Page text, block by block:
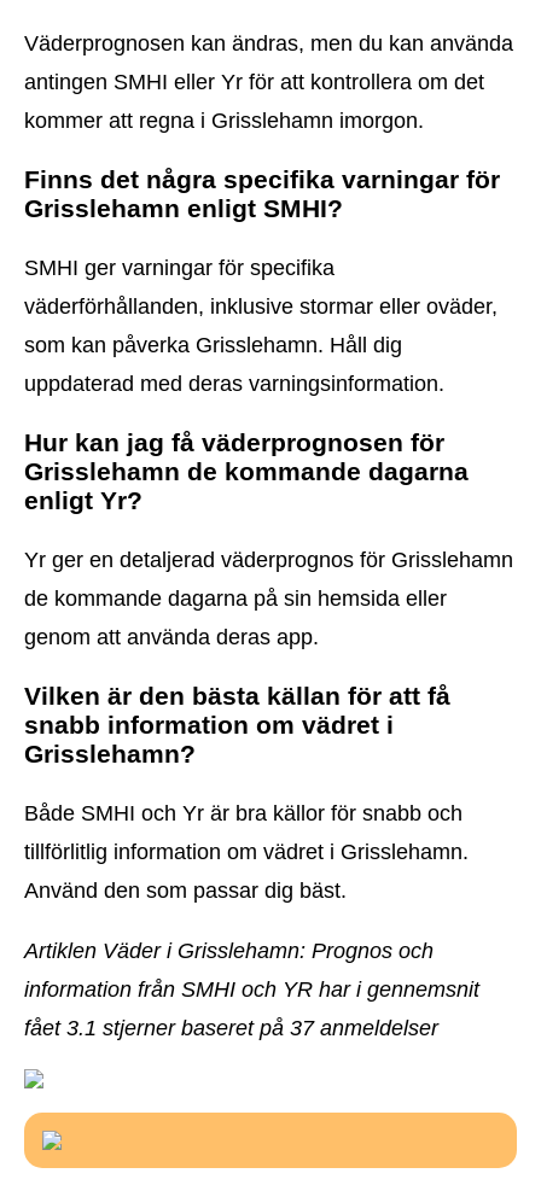
Väderprognosen kan ändras, men du kan använda
antingen SMHI eller Yr för att kontrollera om det
kommer att regna i Grisslehamn imorgon.
Finns det några specifika varningar för
Grisslehamn enligt SMHI?
SMHI ger varningar för specifika
väderförhållanden, inklusive stormar eller oväder,
som kan påverka Grisslehamn. Håll dig
uppdaterad med deras varningsinformation.
Hur kan jag få väderprognosen för
Grisslehamn de kommande dagarna
enligt Yr?
Yr ger en detaljerad väderprognos för Grisslehamn
de kommande dagarna på sin hemsida eller
genom att använda deras app.
Vilken är den bästa källan för att få
snabb information om vädret i
Grisslehamn?
Både SMHI och Yr är bra källor för snabb och
tillförlitlig information om vädret i Grisslehamn.
Använd den som passar dig bäst.
Artiklen Väder i Grisslehamn: Prognos och
information från SMHI och YR har i gennemsnit
fået 3.1 stjerner baseret på 37anmeldelser